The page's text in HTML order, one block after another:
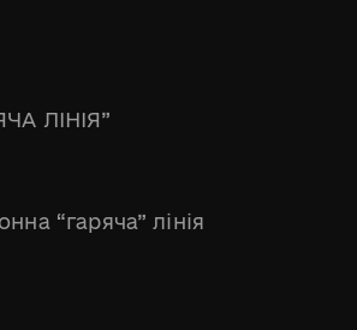
ЛІНІЯ”
“гаряча” лінія